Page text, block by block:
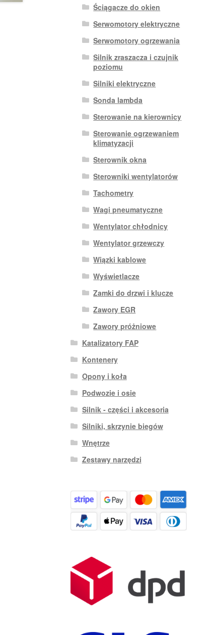
Ściągacze do okien
Serwomotory elektryczne
Serwomotory ogrzewania
Silnik zraszacza i czujnik
poziomu
Silniki elektryczne
Sonda lambda
Sterowanie na kierownicy
Sterowanie ogrzewaniem
klimatyzacji
Sterownik okna
Sterowniki wentylatorów
Tachometry
Wagi pneumatyczne
Wentylator chłodnicy
Wentylator grzewczy
Wiązki kablowe
Wyświetlacze
Zamki do drzwi i klucze
Zawory EGR
Zawory próżniowe
Katalizatory FAP
Kontenery
Opony i koła
Podwozie i osie
Silnik - części i akcesoria
Silniki, skrzynie biegów
Wnętrze
Zestawy narzędzi